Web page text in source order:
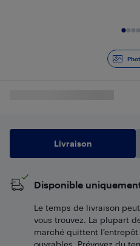
Livraison
Disponible
Le temps de livraison
vous trouvez. La plupart
marché quittent
ouvrables. Prévoyez du